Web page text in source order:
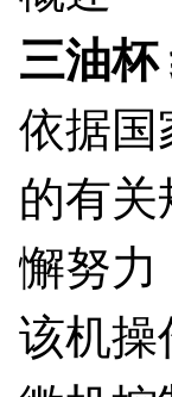
三油杯
依据国
的有
懈努力
该机操